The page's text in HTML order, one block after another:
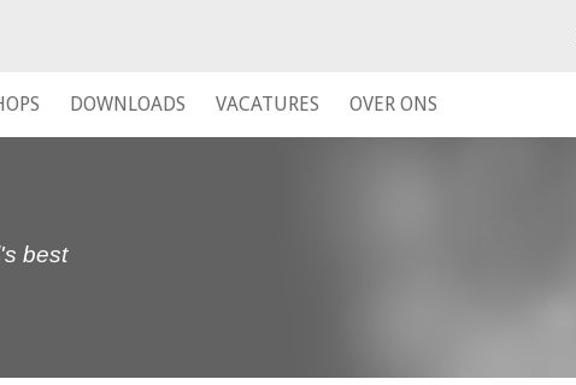
DOWNLOADS VACATURES OVER ONS
best